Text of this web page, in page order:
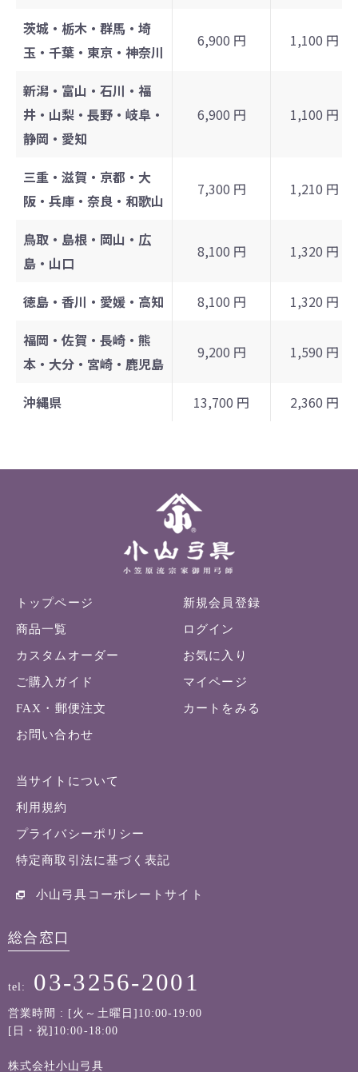
茨城・栃木・群馬・埼
玉・千葉・東京・神奈川
6,900 円 1,100 円
新潟・富山・石川・福
井・山梨・長野・岐阜・
静岡・愛知
6,900 円 1,100 円
三重・滋賀・京都・大
阪・兵庫・奈良・和歌山
7,300 円 1,210 円
鳥取・島根・岡山・広
島・山口
8,100 円 1,320 円
徳島・香川・愛媛・高知 8,100 円
1,320 円
福岡・佐賀・長崎・熊
本・大分・宮崎・鹿児島
9,200 円 1,590 円
沖縄県 13,700 円 2,360 円
トップページ
商品一覧
カスタムオーダー
ご購入ガイド
FAX・郵便注文
お問い合わせ
新規会員登録
ログイン
お気に入り
マイページ
カートをみる
当サイトについて
利用規約
プライバシーポリシー
特定商取引法に基づく表記
小山弓具コーポレートサイト
総合窓口
tel: 03-3256-2001
営業時間 : [火～土曜日]10:00-19:00
[日・祝]10:00-18:00
株式会社小山弓具